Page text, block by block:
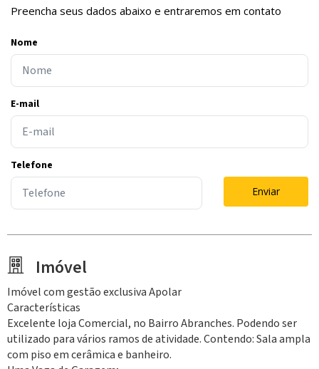
Preencha seus dados abaixo e entraremos em contato
Nome
E-mail
Telefone
Enviar
Imóvel
Imóvel com gestão exclusiva Apolar
Características
Excelente loja Comercial, no Bairro Abranches. Podendo ser
utilizado para vários ramos de atividade. Contendo: Sala ampla
com piso em cerâmica e banheiro.